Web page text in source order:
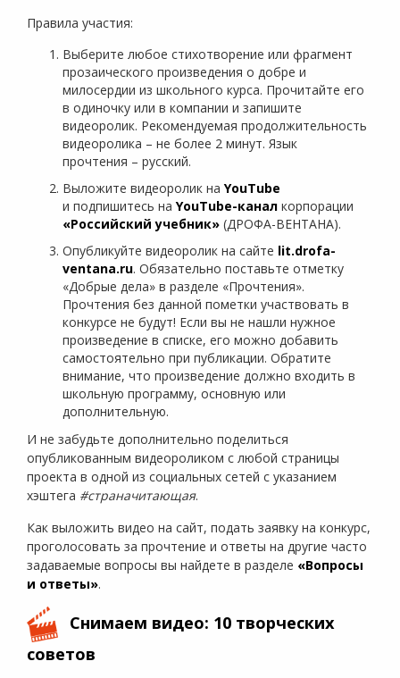
Правила участия:
Выберите любое стихотворение или фрагмент
прозаического произведения о добре и
милосердии из школьного курса. Прочитайте его
в одиночку или в компании и запишите
видеоролик. Рекомендуемая продолжительность
видеоролика – не более 2 минут. Язык
прочтения – русский.
Выложите видеоролик на YouTube
и подпишитесь на YouTube-канал корпорации
«Российский учебник» (ДРОФА-ВЕНТАНА).
Опубликуйте видеоролик на сайте lit.drofa-
ventana.ru. Обязательно поставьте отметку
«Добрые дела» в разделе «Прочтения».
Прочтения без данной пометки участвовать в
конкурсе не будут! Если вы не нашли нужное
произведение в списке, его можно добавить
самостоятельно при публикации. Обратите
внимание, что произведение должно входить в
школьную программу, основную или
дополнительную.
И не забудьте дополнительно поделиться
опубликованным видеороликом с любой страницы
проекта в одной из социальных сетей с указанием
хэштега #страначитающая.
Как выложить видео на сайт, подать заявку на конкурс,
проголосовать за прочтение и ответы на другие часто
задаваемые вопросы вы найдете в разделе «Вопросы
и ответы».
Снимаем видео: 10 творческих
советов